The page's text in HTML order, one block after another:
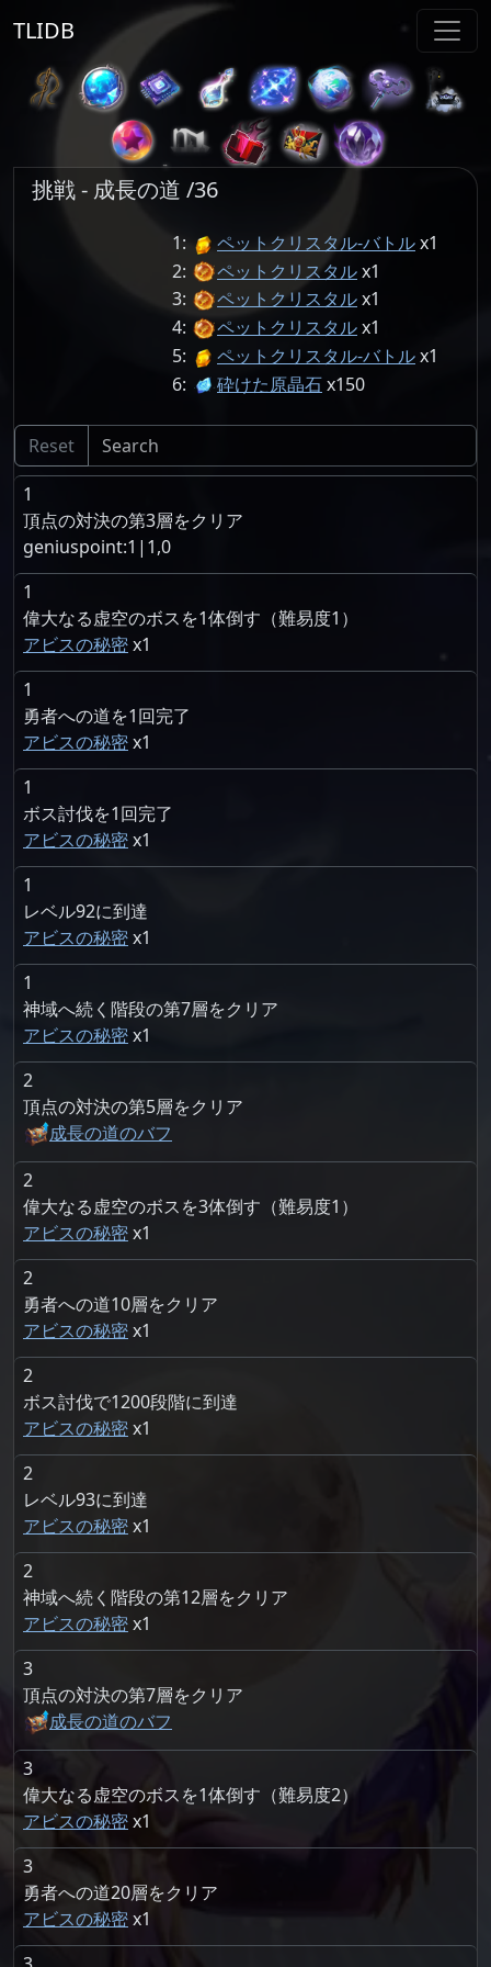
TLIDB
挑戦 - 成長の道 /36
1: ペットクリスタル-バトル 1
2:
ペットクリスタル 1
3:
ペットクリスタル 1
4:
ペットクリスタル 1
5:
ペットクリスタル-バトル 1
6:
砕けた原晶石 150
Reset
1
頂点の対決の第3層をクリア
geniuspoint:1|1,0
1
偉大なる虚空のボスを1体倒す（難易度1）
アビスの秘密 1
1
勇者への道を1回完了
アビスの秘密 1
1
ボス討伐を1回完了
アビスの秘密 1
1
レベル92に到達
アビスの秘密 1
1
神域へ続く階段の第7層をクリア
アビスの秘密 1
2
頂点の対決の第5層をクリア
成長の道のバフ
2
偉大なる虚空のボスを3体倒す（難易度1）
アビスの秘密 1
2
勇者への道10層をクリア
アビスの秘密 1
2
ボス討伐で1200段階に到達
アビスの秘密 1
2
レベル93に到達
アビスの秘密 1
2
神域へ続く階段の第12層をクリア
アビスの秘密 1
3
頂点の対決の第7層をクリア
成長の道のバフ
3
偉大なる虚空のボスを1体倒す（難易度2）
アビスの秘密 1
3
勇者への道20層をクリア
アビスの秘密 1